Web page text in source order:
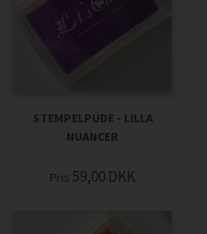
STEMPELPUDE - LILLA
NUANCER
Pris 59,00 DKK